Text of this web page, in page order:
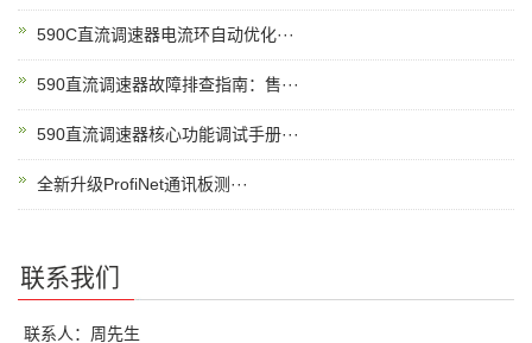
590C直流调速器电流环自动优化···
590直流调速器故障排查指南：售···
590直流调速器核心功能调试手册···
全新升级ProfiNet通讯板测···
联系我们
联系人：周先生